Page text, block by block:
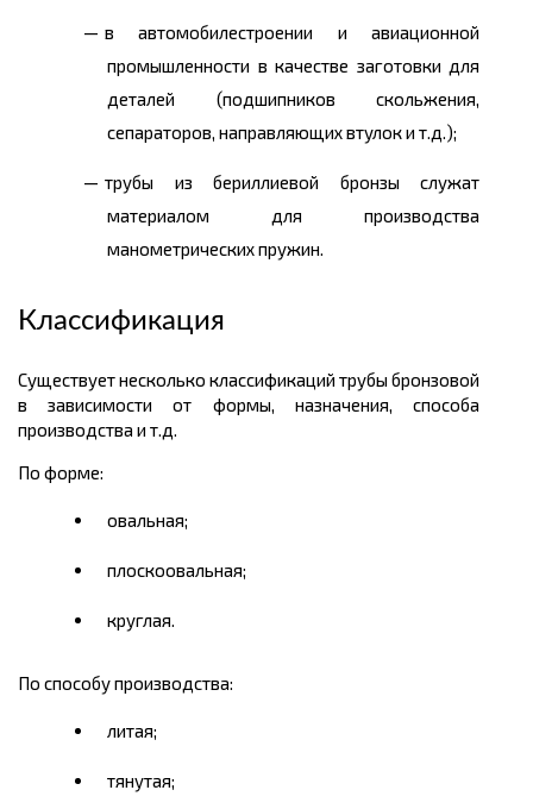
в автомобилестроении и авиационной
промышленности в качестве заготовки для
деталей (подшипников скольжения,
сепараторов, направляющих втулок и т.д.);
трубы из бериллиевой бронзы служат
материалом для производства
манометрических пружин.
Классификация
Существует несколько классификаций трубы бронзовой
в зависимости от формы, назначения, способа
производства и т.д.
По форме:
овальная;
плоскоовальная;
круглая.
По способу производства:
литая;
тянутая;